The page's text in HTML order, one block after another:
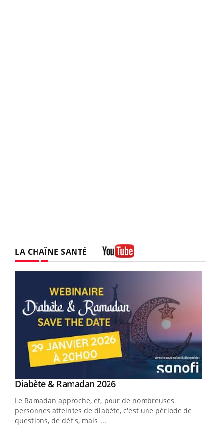
LA CHAÎNE SANTÉ
Youtube
Diabète & Ramadan 2026Youtube
Le Ramadan approche, et, pour de nombreuses
personnes atteintes de diabète, c'est une période de
questions, de défis, mais ...